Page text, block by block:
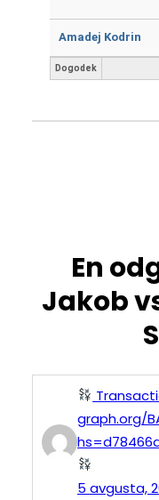
Amadej Kodrin
Dogodek
En
Jakob
graph.org/
5 avgusta,